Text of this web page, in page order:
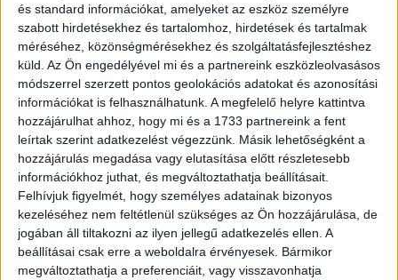
és standard információkat, amelyeket az eszköz személyre
szabott hirdetésekhez és tartalomhoz, hirdetések és tartalmak
méréséhez, közönségmérésekhez és szolgáltatásfejlesztéshez
küld. Az Ön engedélyével mi és a partnereink eszközleolvasásos
módszerrel szerzett pontos geolokációs adatokat és azonosítási
információkat is felhasználhatunk. A megfelelő helyre kattintva
hozzájárulhat ahhoz, hogy mi és a 1733 partnereink a fent
leírtak szerint adatkezelést végezzünk. Másik lehetőségként a
hozzájárulás megadása vagy elutasítása előtt részletesebb
információkhoz juthat, és megváltoztathatja beállításait.
Felhívjuk figyelmét, hogy személyes adatainak bizonyos
kezeléséhez nem feltétlenül szükséges az Ön hozzájárulása, de
jogában áll tiltakozni az ilyen jellegű adatkezelés ellen. A
beállításai csak erre a weboldalra érvényesek. Bármikor
megváltoztathatja a preferenciáit, vagy visszavonhatja
Az Ünnepi kihívás azért is különleges, mert a korábbi
évadokkal szemben most ismert emberek bizonyíthatják,
miként boldogulnak a habzsákkal és a zsebsárkánnyal:
Barát Attila, Bay Éva, Horváth Sisa Anna, Józan Laci, Kabát
Peti, Király Linda, Megyeri Csilla, Nagy Sanyi, Nyári Dia és
Pumped Gabó próbálják kihozni magukból, na meg persze
a desszertekből a maximumot a műsorban.
„Vannak olyan ízek, illatok, amikről rögtön az ünnepek
jutnak eszünkbe – a közösen készített, szépen terített
asztal mellett elfogyasztott finomságoknak különleges
szerepe van az életünkben. Minden családnak megvannak
a maga szezonális receptjei, számomra azok a feladatok